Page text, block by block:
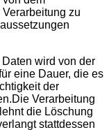
zu
wird von der
eine Dauer, die es
der
Verarbeitung
die Löschung
stattdessen